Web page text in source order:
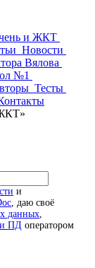
и ЖКТ
Новости
Вялова
№1
Тесты
и
, даю своё
данных,
ПД оператором